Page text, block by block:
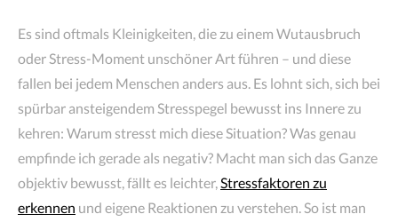
Es sind oftmals Kleinigkeiten, die zu einem Wutausbruch
oder Stress-Moment unschöner Art führen – und diese
fallen bei jedem Menschen anders aus. Es lohnt sich, sich bei
spürbar ansteigendem Stresspegel bewusst ins Innere zu
kehren: Warum stresst mich diese Situation? Was genau
empfinde ich gerade als negativ? Macht man sich das Ganze
objektiv bewusst, fällt es leichter,Stressfaktoren zu
erkennen und eigene Reaktionen zu verstehen. So ist man